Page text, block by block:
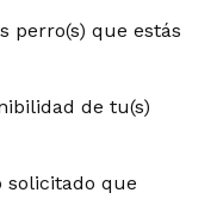
perro(s) que estás
de tu(s)
solicitado que